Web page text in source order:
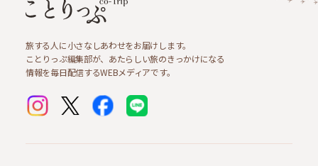
旅する人に小さなしあわせをお届けします。
ことりっぷ編集部が、あたらしい旅のきっかけになる
情報を毎日配信するWEBメディアです。